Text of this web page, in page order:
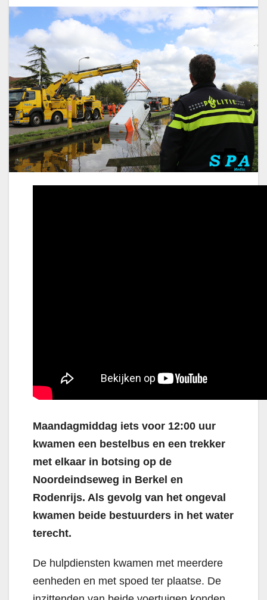
Maandagmiddag iets voor 12:00 uur
kwamen een bestelbus en een trekker
met elkaar in botsing op de
Noordeindseweg in Berkel en
Rodenrijs. Als gevolg van het ongeval
kwamen beide bestuurders in het water
terecht.
De hulpdiensten kwamen met meerdere
eenheden en met spoed ter plaatse. De